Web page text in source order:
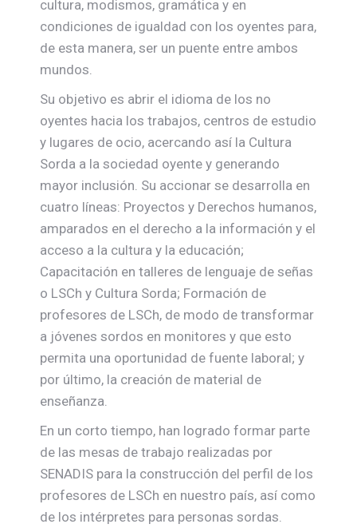
cultura, modismos, gramática y en
condiciones de igualdad con los oyentes para,
de esta manera, ser un puente entre ambos
mundos.
Su objetivo es abrir el idioma de los no
oyentes hacia los trabajos, centros de estudio
y lugares de ocio, acercando así la Cultura
Sorda a la sociedad oyente y generando
mayor inclusión. Su accionar se desarrolla en
cuatro líneas: Proyectos y Derechos humanos,
amparados en el derecho a la información y el
acceso a la cultura y la educación;
Capacitación en talleres de lenguaje de señas
o LSCh y Cultura Sorda; Formación de
profesores de LSCh, de modo de transformar
a jóvenes sordos en monitores y que esto
permita una oportunidad de fuente laboral; y
por último, la creación de material de
enseñanza.
En un corto tiempo, han logrado formar parte
de las mesas de trabajo realizadas por
SENADIS para la construcción del perfil de los
profesores de LSCh en nuestro país, así como
de los intérpretes para personas sordas.